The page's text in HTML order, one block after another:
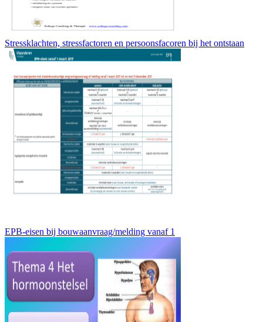
Stressklachten, stressfactoren en persoonsfacoren bij het ontstaan
EPB-eisen bij bouwaanvraag/melding vanaf 1